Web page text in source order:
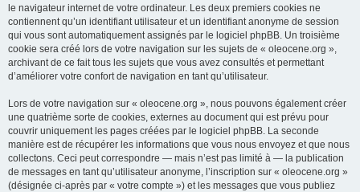
le navigateur internet de votre ordinateur. Les deux premiers cookies ne
contiennent qu’un identifiant utilisateur et un identifiant anonyme de session
qui vous sont automatiquement assignés par le logiciel phpBB. Un troisième
cookie sera créé lors de votre navigation sur les sujets de « oleocene.org »,
archivant de ce fait tous les sujets que vous avez consultés et permettant
d’améliorer votre confort de navigation en tant qu’utilisateur.
Lors de votre navigation sur « oleocene.org », nous pouvons également créer
une quatrième sorte de cookies, externes au document qui est prévu pour
couvrir uniquement les pages créées par le logiciel phpBB. La seconde
manière est de récupérer les informations que vous nous envoyez et que nous
collectons. Ceci peut correspondre — mais n’est pas limité à — la publication
de messages en tant qu’utilisateur anonyme, l’inscription sur « oleocene.org »
(désignée ci-après par « votre compte ») et les messages que vous publiez